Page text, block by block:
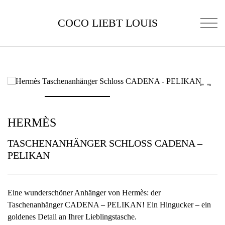
COCO LIEBT LOUIS
HERMÈS
TASCHENANHÄNGER SCHLOSS CADENA –
PELIKAN
Eine wunderschöner Anhänger von Hermès: der
Taschenanhänger CADENA – PELIKAN! Ein Hingucker – ein
goldenes Detail an Ihrer Lieblingstasche.